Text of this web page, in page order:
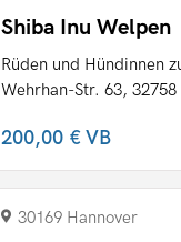
Shiba Inu Welpen
Rüden und Hündinnen
Wehrhan-Str. 63,
200,00 €VB
30169 Hannover